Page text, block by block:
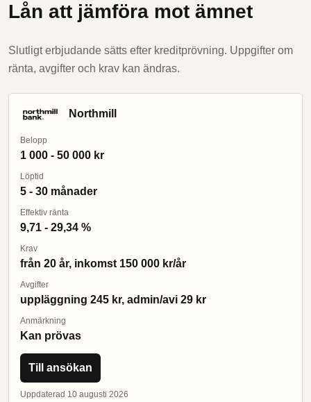
Lån att jämföra mot ämnet
Slutligt erbjudande sätts efter kreditprövning. Uppgifter om
ränta, avgifter och krav kan ändras.
Northmill
Belopp
1 000 - 50 000 kr
Löptid
5 - 30 månader
Effektiv ränta
9,71 - 29,34 %
Krav
från 20 år, inkomst 150 000 kr/år
Avgifter
uppläggning 245 kr, admin/avi 29 kr
Anmärkning
Kan prövas
Till ansökan
Uppdaterad 10 augusti 2026